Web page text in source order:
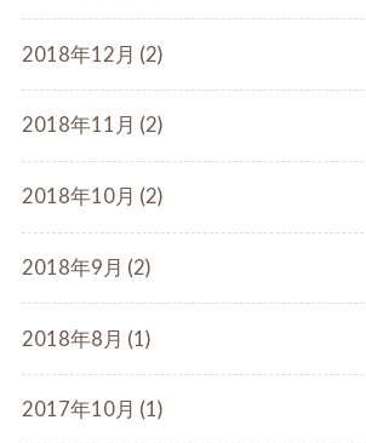
2018年12月 (2)
2018年11月 (2)
2018年10月 (2)
2018年9月 (2)
2018年8月 (1)
2017年10月 (1)